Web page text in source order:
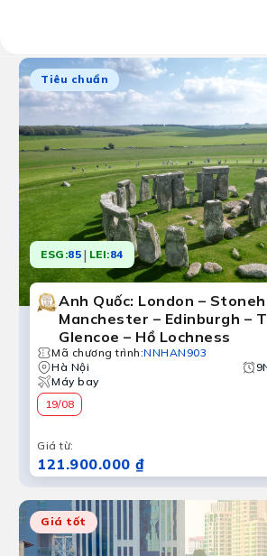
Tiêu chuẩn
ESG:85 | LEI:84
Anh Quốc: London –
Manchester – Edinburgh –
Glencoe – Hồ Lochness
Mã chương trình:NNHAN903
Hà Nội
Máy bay
19/08
Giá từ:
121.900.000 ₫
Giá tốt